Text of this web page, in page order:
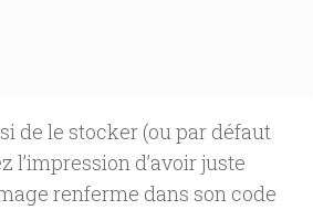
de le stocker (ou par défaut
l’impression d’avoir juste
renferme dans son code